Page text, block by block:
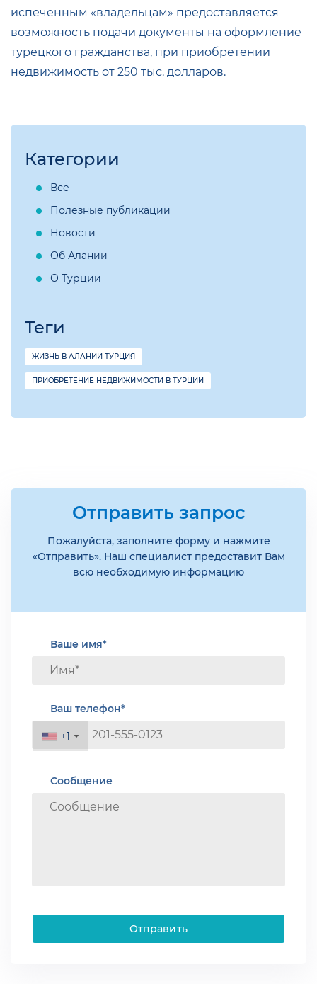
испеченным «владельцам» предоставляется
возможность подачи документы на оформление
турецкого гражданства, при приобретении
недвижимость от 250 тыс. долларов.
Категории
Все
Полезные публикации
Новости
Об Алании
О Турции
Теги
ЖИЗНЬ В АЛАНИИ ТУРЦИЯ
ПРИОБРЕТЕНИЕ НЕДВИЖИМОСТИ В ТУРЦИИ
Отправить запрос
Пожалуйста, заполните форму и нажмите
«Отправить». Наш специалист предоставит Вам
всю необходимую информацию
Ваше имя*
Ваш телефон*
+1
+1
Сообщение
Отправить